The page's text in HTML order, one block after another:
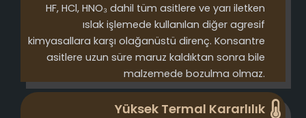
HF, HCl, HNO₃ dahil tüm asitlere ve yarı iletken
ıslak işlemede kullanılan diğer agresif
kimyasallara karşı olağanüstü direnç. Konsantre
asitlere uzun süre maruz kaldıktan sonra bile
malzemede bozulma olmaz.
Yüksek Termal Kararlılık